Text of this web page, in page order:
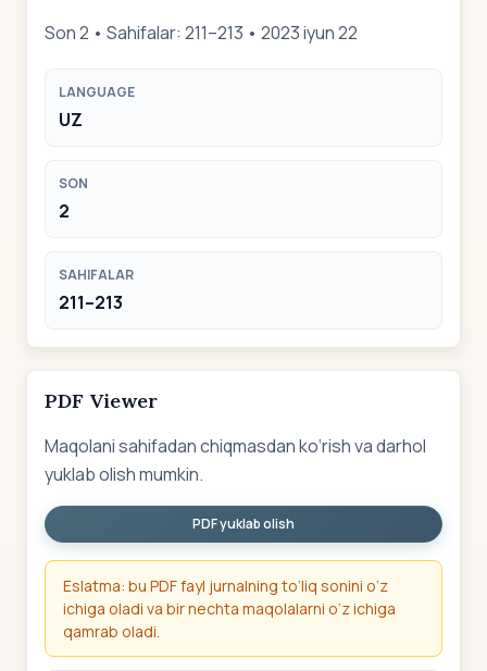
Son 2 • Sahifalar: 211–213 • 2023 iyun 22
LANGUAGE
UZ
SON
2
SAHIFALAR
211–213
PDF Viewer
Maqolani sahifadan chiqmasdan ko‘rish va darhol
yuklab olish mumkin.
PDF yuklab olish
Eslatma: bu PDF fayl jurnalning to‘liq sonini o‘z
ichiga oladi va bir nechta maqolalarni o‘z ichiga
qamrab oladi.